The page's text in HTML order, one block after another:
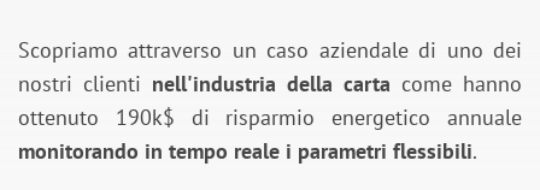
Scopriamo attraverso un caso aziendale di uno dei
nostri clienti nell'industria della carta come hanno
ottenuto 190k$ di risparmio energetico annuale
monitorando in tempo reale i parametri flessibili.